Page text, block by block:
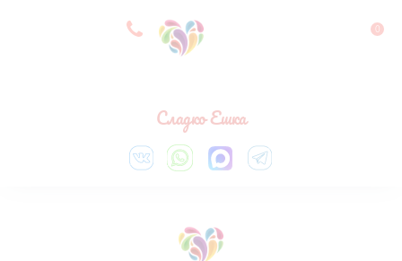
8 927 083 33 05 0
Сладко Ешка